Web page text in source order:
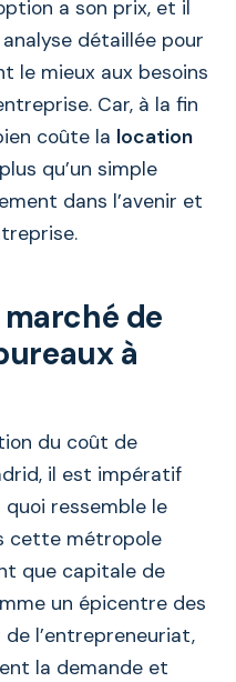
a son prix, et il
détaillée pour
le mieux aux besoins
Car, à la fin
coûte la location
qu’un simple
dans l’avenir et
de
à
du coût de
il est impératif
ressemble le
cette métropole
que capitale de
un épicentre des
de l’entrepreneuriat,
la demande et